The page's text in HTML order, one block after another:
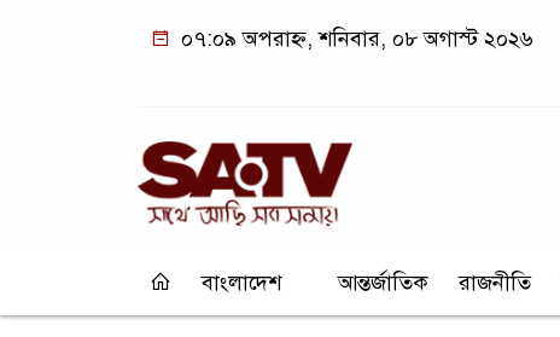
০৭:০৯ অপরাহ্ন, শনিবার, ০৮ অগাস্ট ২০২৬
বাংলাদেশ আন্তর্জাতিক রাজনীতি